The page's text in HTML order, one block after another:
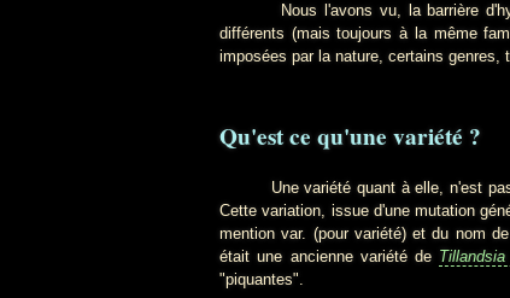
Nous l'avons vu, la barrière
différents (mais toujours à la même
imposées par la nature, certains genres,
Qu'est ce qu'une variété ?
Une variété quant à elle, n'est pas
Cette variation, issue d'une mutation
mention var. (pour variété) et du nom
était une ancienne variété de
"piquantes".